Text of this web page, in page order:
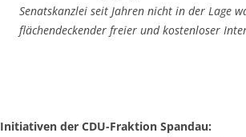
Senatskanzlei seit Jahren nicht in der Lage
flächendeckender freier und kostenloser
Initiativen der CDU-Fraktion Spandau: